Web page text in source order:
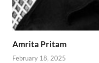
Amrita Pritam
February 18, 2025